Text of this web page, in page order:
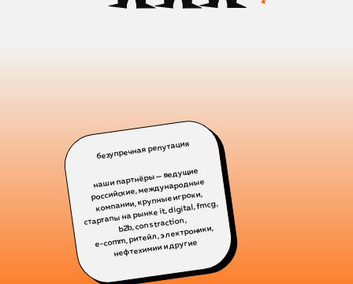
наши партнёры — ведущие
российские, международные
компании, крупные игроки,
стартапы на рынке it, digital, fmcg,
b2b, constraction,
e-comm, ритейл, электроники,
нефтехимии и другие
безупречная репутация